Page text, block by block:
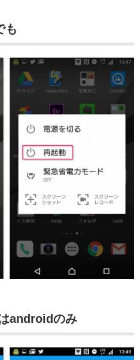
も
androidのみ